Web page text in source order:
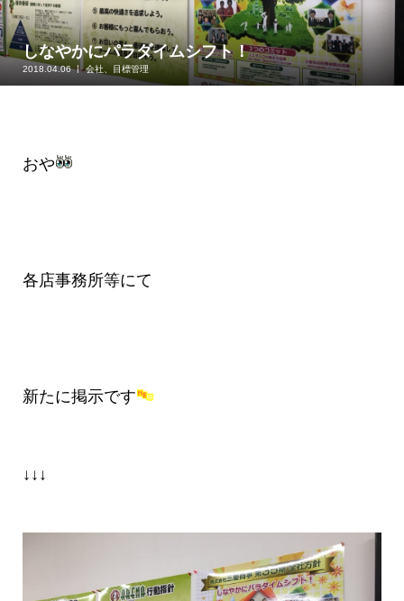
しなやかにパラダイムシフト！
2018.04.06 会社、目標管理
おや
各店事務所等にて
新たに掲示です
↓↓↓